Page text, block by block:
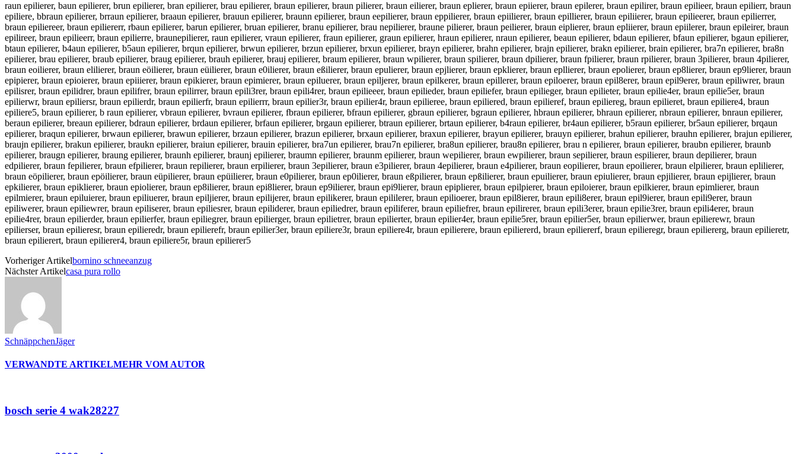
raun epilierer, baun epilierer, brun epilierer, bran epilierer, brau epilierer, braun epilierer, braun pilierer, braun eilierer, braun eplierer, braun epiierer, braun epilerer, braun epilirer, braun epilieer, braun epilierr, braun
epiliere, bbraun epilierer, brraun epilierer, braaun epilierer, brauun epilierer, braunn epilierer, braun eepilierer, braun eppilierer, braun epiilierer, braun epillierer, braun epiliierer, braun epilieerer, braun epilierrer,
braun epiliereer, braun epiliererr, rbaun epilierer, barun epilierer, bruan epilierer, branu epilierer, brau nepilierer, braune pilierer, braun peilierer, braun eiplierer, braun epliierer, braun epiilerer, braun epileirer, braun
epilireer, braun epilieerr, braun epilierre, braunepilierer, raun epilierer, vraun epilierer, fraun epilierer, graun epilierer, hraun epilierer, nraun epilierer, beaun epilierer, bdaun epilierer, bfaun epilierer, bgaun epilierer,
btaun epilierer, b4aun epilierer, b5aun epilierer, brqun epilierer, brwun epilierer, brzun epilierer, brxun epilierer, brayn epilierer, brahn epilierer, brajn epilierer, brakn epilierer, brain epilierer, bra7n epilierer, bra8n
epilierer, brau epilierer, braub epilierer, braug epilierer, brauh epilierer, brauj epilierer, braum epilierer, braun wpilierer, braun spilierer, braun dpilierer, braun fpilierer, braun rpilierer, braun 3pilierer, braun 4pilierer,
braun eoilierer, braun elilierer, braun eöilierer, braun eüilierer, braun e0ilierer, braun eßilierer, braun epulierer, braun epjlierer, braun epklierer, braun epllierer, braun epolierer, braun ep8lierer, braun ep9lierer, braun
epipierer, braun epioierer, braun epiiierer, braun epikierer, braun epimierer, braun epiluerer, braun epiljerer, braun epilkerer, braun epillerer, braun epiloerer, braun epil8erer, braun epil9erer, braun epiliwrer, braun
epilisrer, braun epilidrer, braun epilifrer, braun epilirrer, braun epili3rer, braun epili4rer, braun epilieeer, braun epilieder, braun epiliefer, braun epilieger, braun epilieter, braun epilie4er, braun epilie5er, braun
epilierwr, braun epiliersr, braun epilierdr, braun epilierfr, braun epilierrr, braun epilier3r, braun epilier4r, braun epilieree, braun epiliered, braun epilieref, braun epiliereg, braun epilieret, braun epiliere4, braun
epiliere5, braun epilierer, b raun epilierer, vbraun epilierer, bvraun epilierer, fbraun epilierer, bfraun epilierer, gbraun epilierer, bgraun epilierer, hbraun epilierer, bhraun epilierer, nbraun epilierer, bnraun epilierer,
beraun epilierer, breaun epilierer, bdraun epilierer, brdaun epilierer, brfaun epilierer, brgaun epilierer, btraun epilierer, brtaun epilierer, b4raun epilierer, br4aun epilierer, b5raun epilierer, br5aun epilierer, brqaun
epilierer, braqun epilierer, brwaun epilierer, brawun epilierer, brzaun epilierer, brazun epilierer, brxaun epilierer, braxun epilierer, brayun epilierer, brauyn epilierer, brahun epilierer, brauhn epilierer, brajun epilierer,
braujn epilierer, brakun epilierer, braukn epilierer, braiun epilierer, brauin epilierer, bra7un epilierer, brau7n epilierer, bra8un epilierer, brau8n epilierer, brau n epilierer, braun epilierer, braubn epilierer, braunb
epilierer, braugn epilierer, braung epilierer, braunh epilierer, braunj epilierer, braumn epilierer, braunm epilierer, braun wepilierer, braun ewpilierer, braun sepilierer, braun espilierer, braun depilierer, braun
edpilierer, braun fepilierer, braun efpilierer, braun repilierer, braun erpilierer, braun 3epilierer, braun e3pilierer, braun 4epilierer, braun e4pilierer, braun eopilierer, braun epoilierer, braun elpilierer, braun eplilierer,
braun eöpilierer, braun epöilierer, braun eüpilierer, braun epüilierer, braun e0pilierer, braun ep0ilierer, braun eßpilierer, braun epßilierer, braun epuilierer, braun epiulierer, braun epjilierer, braun epijlierer, braun
epkilierer, braun epiklierer, braun epiolierer, braun ep8ilierer, braun epi8lierer, braun ep9ilierer, braun epi9lierer, braun epiplierer, braun epilpierer, braun epiloierer, braun epilkierer, braun epimlierer, braun
epilmierer, braun epiluierer, braun epiliuerer, braun epiljierer, braun epilijerer, braun epilikerer, braun epililerer, braun epilioerer, braun epil8ierer, braun epili8erer, braun epil9ierer, braun epili9erer, braun
epiliwerer, braun epiliewrer, braun epiliserer, braun epiliesrer, braun epiliderer, braun epiliedrer, braun epiliferer, braun epiliefrer, braun epilirerer, braun epili3erer, braun epilie3rer, braun epili4erer, braun
epilie4rer, braun epilierder, braun epilierfer, braun epiliegrer, braun epilierger, braun epilietrer, braun epilierter, braun epilier4er, braun epilie5rer, braun epilier5er, braun epilierwer, braun epilierewr, braun
epilierser, braun epilieresr, braun epilieredr, braun epilierefr, braun epilier3er, braun epiliere3r, braun epiliere4r, braun epilierere, braun epiliererd, braun epiliererf, braun epilieregr, braun epiliererg, braun epilieretr,
braun epilierert, braun epilierer4, braun epiliere5r, braun epilierer5
Vorheriger Artikelbornino schneeanzug
Nächster Artikelcasa pura rollo
SchnäppchenJäger
VERWANDTE ARTIKELMEHR VOM AUTOR
bosch serie 4 wak28227